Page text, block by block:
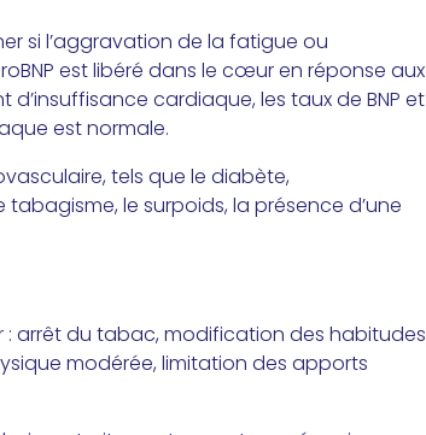
si l’aggravation de la fatigue ou
est libéré dans le cœur en réponse aux
cardiaque, les taux de BNP et
est normale.
tels que le diabète,
le surpoids, la présence d’une
: arrêt du tabac, modification des habitudes
modérée, limitation des apports